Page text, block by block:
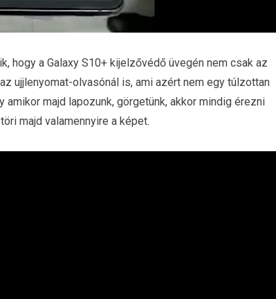
hogy a Galaxy S10+ kijelzővédő üvegén nem csak az
ujjlenyomat-olvasónál is, ami azért nem egy túlzottan
majd lapozunk, görgetünk, akkor mindig érezni
majd valamennyire a képet.